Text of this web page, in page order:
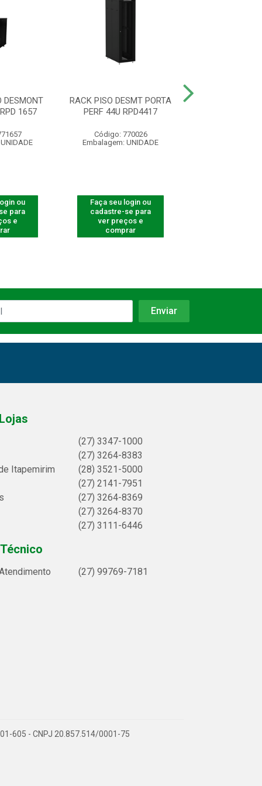
DESMONT
1657
ou
para
e
RACK PISO DESMT PORTA
PERF 44U RPD4417
Código: 770026
Embalagem: UNIDADE
Faça seu login ou
cadastre-se para
ver preços e
comprar
(27) 3347-1000
(27) 3264-8383
Itapemirim
(28) 3521-5000
(27) 2141-7951
(27) 3264-8369
(27) 3264-8370
(27) 3111-6446
(27) 99769-7181
605 - CNPJ 20.857.514/0001-75